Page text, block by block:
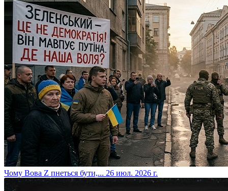
​Чому Вова Z пнеться бути,... 26 июл. 2026 г.